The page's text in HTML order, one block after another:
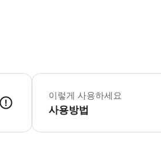
이렇게 사용하세요
사용방법